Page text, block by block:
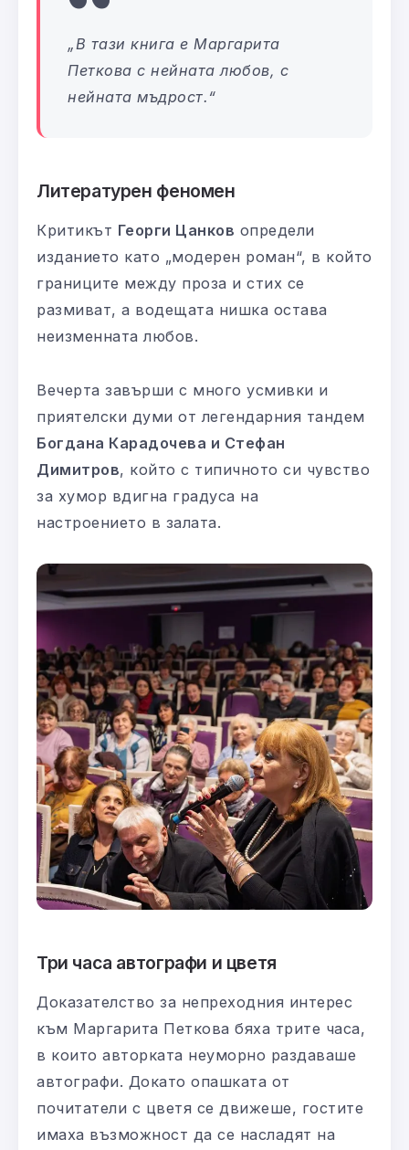
„В тази книга е Маргарита
Петкова с нейната любов, с
нейната мъдрост.“
Литературен феномен
Критикът Георги Цанков определи
изданието като „модерен роман“, в който
границите между проза и стих се
размиват, а водещата нишка остава
неизменната любов.
Вечерта завърши с много усмивки и
приятелски думи от легендарния тандем
Богдана Карадочева и Стефан
Димитров, който с типичното си чувство
за хумор вдигна градуса на
настроението в залата.
Три часа автографи и цветя
Доказателство за непреходния интерес
към Маргарита Петкова бяха трите часа,
в които авторката неуморно раздаваше
автографи. Докато опашката от
почитатели с цветя се движеше, гостите
имаха възможност да се насладят на